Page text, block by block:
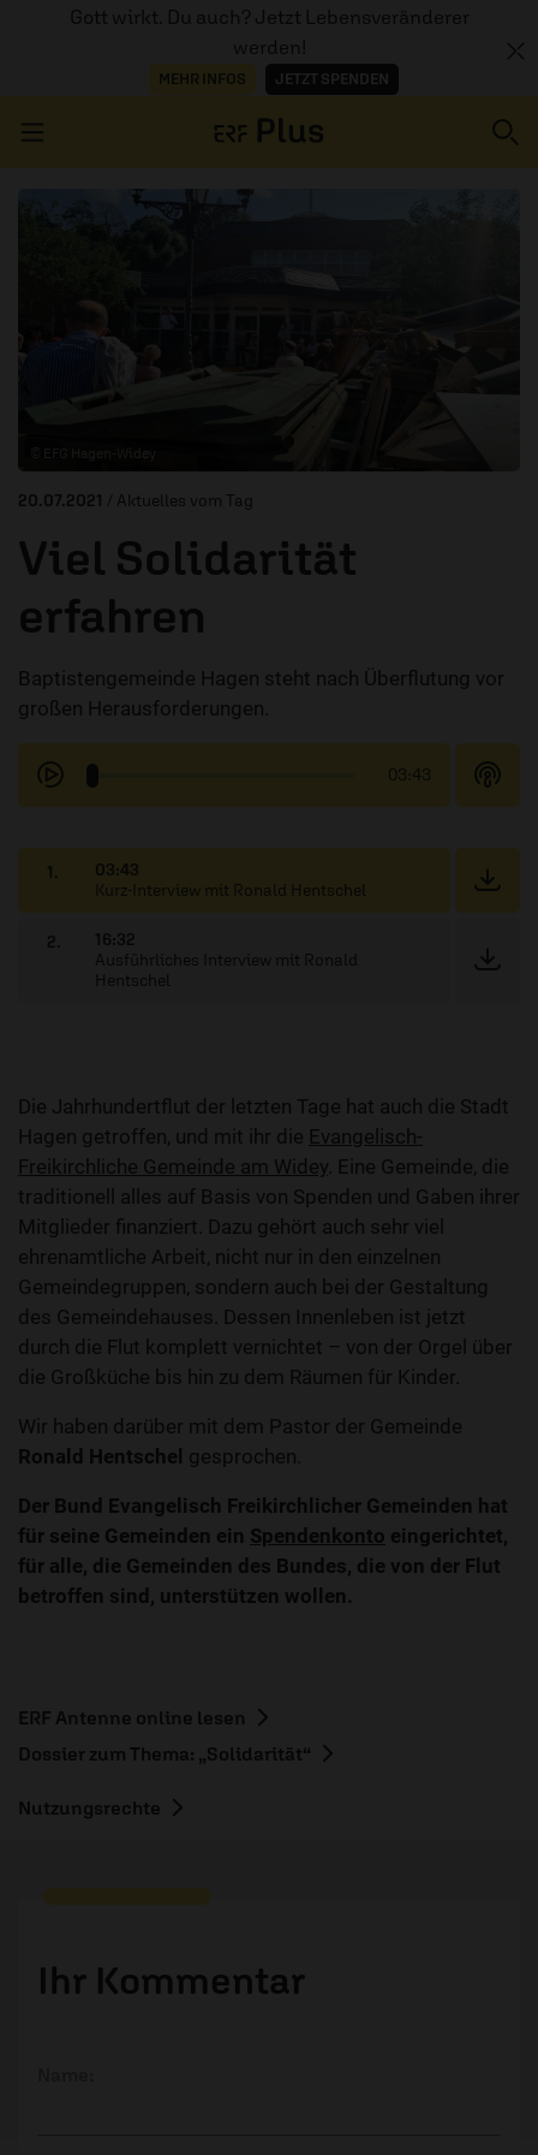
Gott wirkt. Du auch? Jetzt Lebensveränderer
werden!
MEHR INFOS JETZT SPENDEN
AUDIOTHEK
20.07.2021 / Aktuelles vom Tag
Viel Solidarität
erfahren
Baptistengemeinde Hagen steht nach Überflutung vor
großen Herausforderungen.
03:43
1.
03:43
Kurz-Interview mit Ronald Hentschel
2.
16:32
Ausführliches Interview mit Ronald
Hentschel
Die Jahrhundertflut der letzten Tage hat auch die Stadt
Hagen getroffen, und mit ihr die Evangelisch-
Freikirchliche Gemeinde am Widey . Eine Gemeinde, die
traditionell alles auf Basis von Spenden und Gaben ihrer
Mitglieder finanziert. Dazu gehört auch sehr viel
ehrenamtliche Arbeit, nicht nur in den einzelnen
Gemeindegruppen, sondern auch bei der Gestaltung
des Gemeindehauses. Dessen Innenleben ist jetzt
durch die Flut komplett vernichtet – von der Orgel über
die Großküche bis hin zu dem Räumen für Kinder.
Wir haben darüber mit dem Pastor der Gemeinde
Ronald Hentschel gesprochen.
Der Bund Evangelisch Freikirchlicher Gemeinden hat
für seine Gemeinden ein Spendenkonto eingerichtet,
für alle, die Gemeinden des Bundes, die von der Flut
betroffen sind, unterstützen wollen.
ERF Antenne online lesen
Dossier zum Thema: „Solidarität“
Nutzungsrechte
Ihr Kommentar